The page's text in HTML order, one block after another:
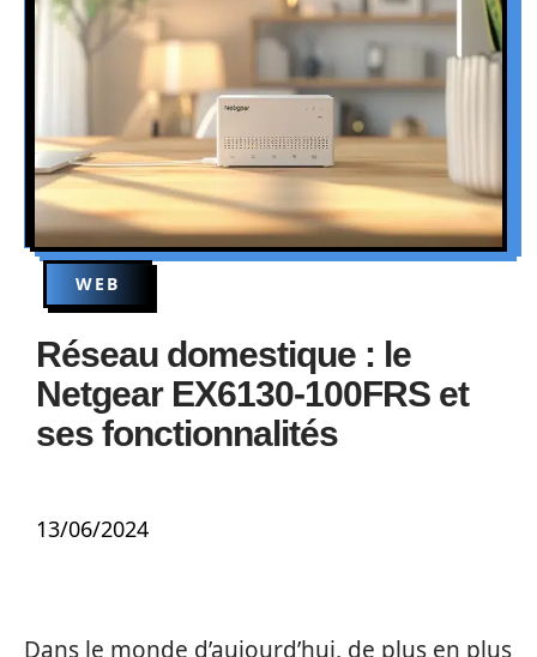
WEB
Réseau domestique : le
Netgear EX6130-100FRS et
ses fonctionnalités
13/06/2024
Dans le monde d’aujourd’hui, de plus en plus